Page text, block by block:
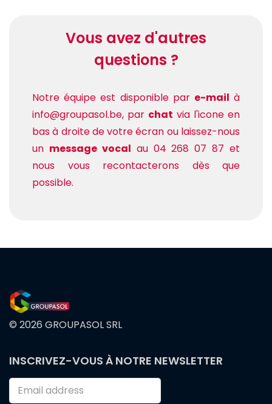
Vous avez d'autres
questions ?
Notre équipe est disponible par e-mail à
info@groupasol.be, par chat via l'icone en
bas à droite de votre écran ou laissez-nous
un message vocal au 04 268 07 87 et
nous vous recontacterons dès que
possible.
© 2026 GROUPASOL SRL
FOOTER
MENU
INSCRIVEZ-VOUS À NOTRE NEWSLETTER